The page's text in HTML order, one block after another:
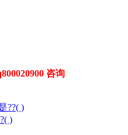
咨询
??( )
)